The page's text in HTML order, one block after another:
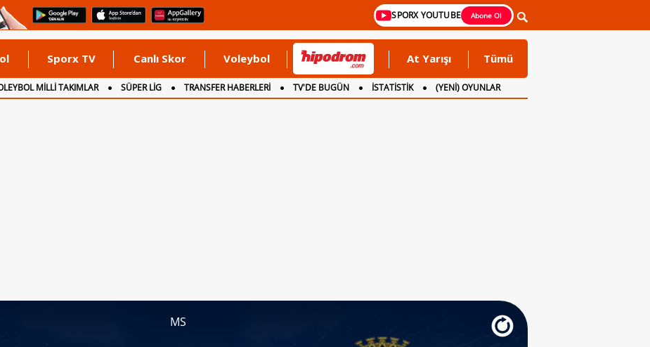
SPORX YOUTUBE Abone Ol
Sporx TV Canlı Skor Voleybol At Yarışı Tümü
MİLLİ TAKIMLAR SÜPER LİG TRANSFER HABERLERİ TV'DE BUGÜN İSTATİSTİK
(YENİ) OYUNLAR
MS